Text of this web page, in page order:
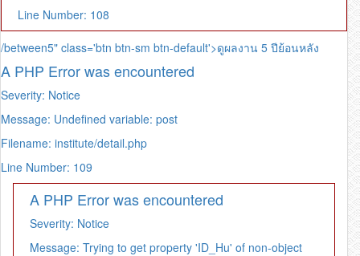
Line Number: 108
/between5" class='btn btn-sm btn-default'>ดูผลงาน 5 ปีย้อนหลัง
A PHP Error was encountered
Severity: Notice
Message: Undefined variable: post
Filename: institute/detail.php
Line Number: 109
A PHP Error was encountered
Severity: Notice
Message: Trying to get property 'ID_Hu' of non-object